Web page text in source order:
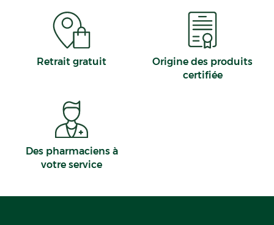
Retrait gratuit
Origine des produits
certifiée
Des pharmaciens à
votre service